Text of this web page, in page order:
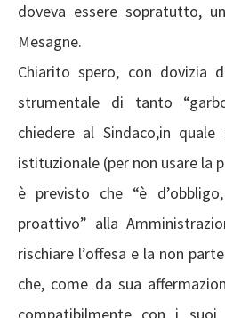
doveva essere sopratutto,
Mesagne.
Chiarito spero, con dovizia
strumentale di tanto
chiedere al Sindaco,in
istituzionale (per non usare la
è previsto che “è
proattivo” alla
rischiare l’offesa e la non
che, come da sua